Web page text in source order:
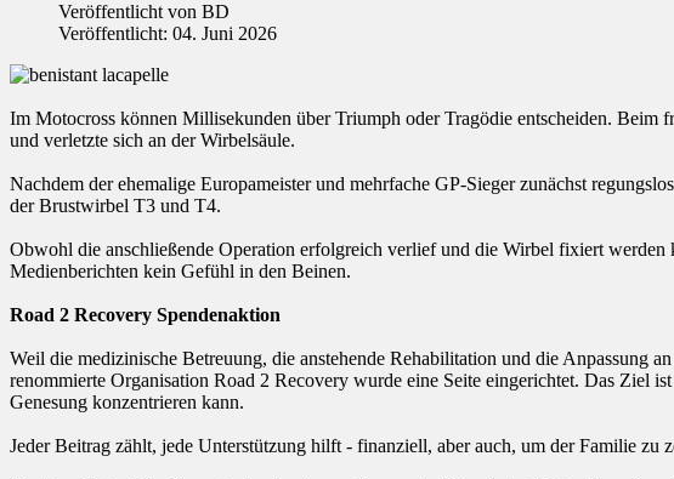
Veröffentlicht von BD
Veröffentlicht: 04. Juni 2026
Im Motocross können Millisekunden über Triumph oder Tragödie entscheiden. Beim
und verletzte sich an der Wirbelsäule.
Nachdem der ehemalige Europameister und mehrfache GP-Sieger zunächst
der Brustwirbel T3 und T4.
Obwohl die anschließende Operation erfolgreich verlief und die Wirbel fixiert
Medienberichten kein Gefühl in den Beinen.
Road 2 Recovery Spendenaktion
Weil die medizinische Betreuung, die anstehende Rehabilitation und die Anpassung
renommierte Organisation Road 2 Recovery wurde eine Seite eingerichtet. Das Ziel
Genesung konzentrieren kann.
Jeder Beitrag zählt, jede Unterstützung hilft - finanziell, aber auch, um der Familie